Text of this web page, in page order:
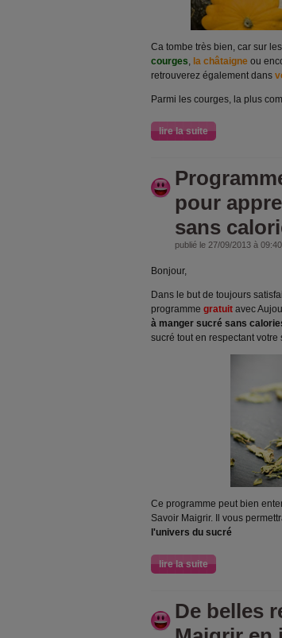
Ca tombe très bien, car sur
courges, la châtaigne ou
retrouverez également dans
Parmi les courges, la plus
lire la suite
pour
sans
publié le 27/09/2013 à 09:40
Bonjour,
Dans le but de toujours
programme gratuit avec
à manger sucré sans
sucré tout en respectant votre
Ce programme peut bien
Savoir Maigrir. Il vous
l'univers du sucré
lire la suite
De belles